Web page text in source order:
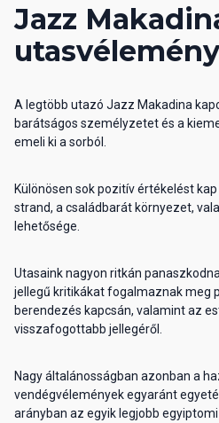
Jazz
A legtöbb utazó Jazz Makadina
barátságos személyzetet és a
emeli ki a sorból.
Különösen sok pozitív értékelést
strand, a családbarát környezet,
lehetősége.
Utasaink nagyon ritkán
jellegű kritikákat fogalmaznak meg
berendezés kapcsán, valamint az
visszafogottabb jellegéről.
Nagy általánosságban azonban a
vendégvélemények egyaránt
arányban az egyik legjobb